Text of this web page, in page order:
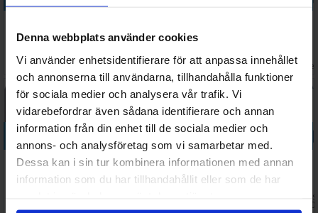
Denna webbplats använder cookies
Vi använder enhetsidentifierare för att anpassa innehållet
och annonserna till användarna, tillhandahålla funktioner
för sociala medier och analysera vår trafik. Vi
vidarebefordrar även sådana identifierare och annan
information från din enhet till de sociala medier och
annons- och analysföretag som vi samarbetar med.
Dessa kan i sin tur kombinera informationen med annan
information som du har tillhandahållit eller som de har
1000 bitar
177 SEKVäntas in:
2026-08-26
Sakuras
797 SEK I lager:1
Scrapbook
Pussel
298 SEK I lager:2
Wonders
1500 bitar
228 SEK I
Köp
Winter
Reading Nook
Köp
Disney
Pocahontas
Köp
Dragons
Library 3000
Köp
Disney
Photographs
2026-